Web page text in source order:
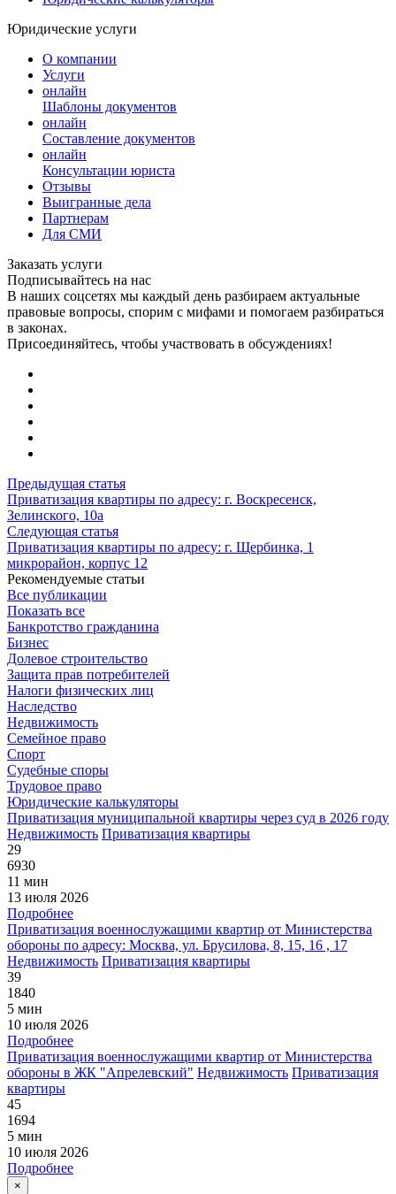
Юридические услуги
О компании
Услуги
онлайн
Шаблоны документов
онлайн
Составление документов
онлайн
Консультации юриста
Отзывы
Выигранные дела
Партнерам
Для СМИ
Заказать услуги
Подписывайтесь на нас
В наших соцсетях мы каждый день разбираем актуальные
правовые вопросы, спорим с мифами и помогаем разбираться
в законах.
Присоединяйтесь, чтобы участвовать в обсуждениях!
Предыдущая статья
Приватизация квартиры по адресу: г. Воскресенск,
Зелинского, 10а
Следующая статья
Приватизация квартиры по адресу: г. Щербинка, 1
микрорайон, корпус 12
Рекомендуемые статьи
Все публикации
Показать все
Банкротство гражданина
Бизнес
Долевое строительство
Защита прав потребителей
Налоги физических лиц
Наследство
Недвижимость
Семейное право
Спорт
Судебные споры
Трудовое право
Юридические калькуляторы
Приватизация муниципальной квартиры через суд в 2026 году
Недвижимость Приватизация квартиры
29
6930
11 мин
13 июля 2026
Подробнее
Приватизация военнослужащими квартир от Министерства
обороны по адресу: Москва, ул. Брусилова, 8, 15, 16 , 17
Недвижимость Приватизация квартиры
39
1840
5 мин
10 июля 2026
Подробнее
Приватизация военнослужащими квартир от Министерства
обороны в ЖК "Апрелевский" Недвижимость Приватизация
квартиры
45
1694
5 мин
10 июля 2026
Подробнее
×